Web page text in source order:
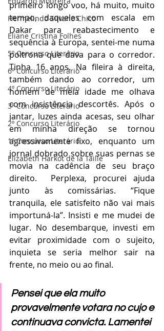
Hermelindo Silvano Chico
Eliane Cristina Folhes
5º Concurso Literário
6º Concurso Literário
4º Concurso Literário
3º Concurso Literário
2º Concurso Literário
1º Concurso Literário
Elizabeth Harkot de la Taille
primeiro longo voo, há muito, muito
tempo, daqueles com escala em
Dakar para reabastecimento e
sequência à Europa, sentei-me numa
poltrona que dava para o corredor.
Tinha 16 anos. Na fileira à direita,
também dando ao corredor, um
homem de meia idade me olhava
com insistência descortês. Após o
jantar, luzes ainda acesas, seu olhar
em minha direção se tornou
agressivamente fixo, enquanto um
jornal dobrado sobre suas pernas se
movia na cadência de seu braço
direito.  Perplexa, procurei ajuda
junto às comissárias. “Fique
tranquila, ele satisfeito não vai mais
importuná-la”. Insisti e me mudei de
lugar. No desembarque, investi em
evitar proximidade com o sujeito,
inquieta se seria melhor sair na
frente, no meio ou ao final.
Pensei que ela muito
provavelmente votara no cujo e
continuava convicta. Lamentei